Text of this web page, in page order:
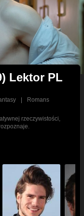
Lektor PL
Romans
rzeczywistości,